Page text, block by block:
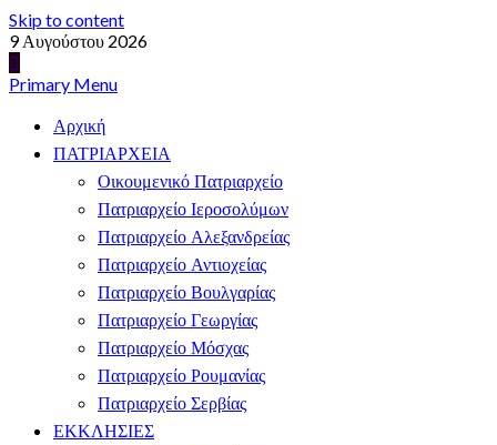
Skip to content
9 Αυγούστου 2026
Primary Menu
Αρχική
ΠΑΤΡΙΑΡΧΕΙΑ
Οικουμενικό Πατριαρχείο
Πατριαρχείο Ιεροσολύμων
Πατριαρχείο Αλεξανδρείας
Πατριαρχείο Αντιοχείας
Πατριαρχείο Βουλγαρίας
Πατριαρχείο Γεωργίας
Πατριαρχείο Μόσχας
Πατριαρχείο Ρουμανίας
Πατριαρχείο Σερβίας
ΕΚΚΛΗΣΙΕΣ